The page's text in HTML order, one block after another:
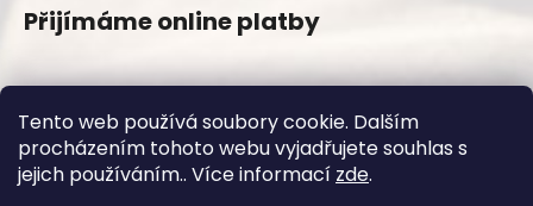
Tento web používá soubory cookie. Dalším
procházením tohoto webu vyjadřujete souhlas s
jejich používáním.. Více informací zde.
Přijímáme online platby
Vytvořil Shoptet
Copyright 2026